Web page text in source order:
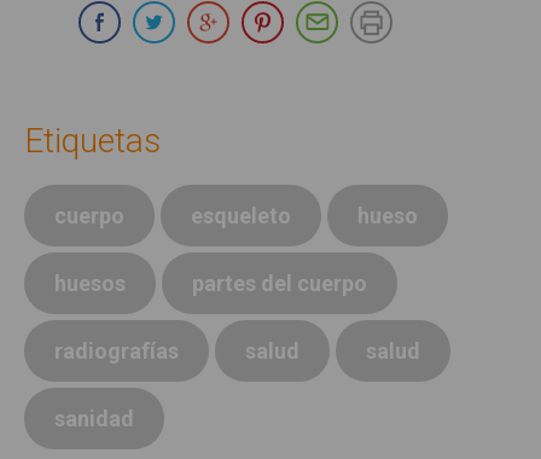
Compartir en Whatsapp
Compartir en Facebook
Compartir en Twitter
Compartir en Google Plus
Compartir en Pinterest
Compartir por E-
Etiquetas
cuerpo esqueleto hueso
huesos partes del cuerpo
radiografías salud salud
sanidad